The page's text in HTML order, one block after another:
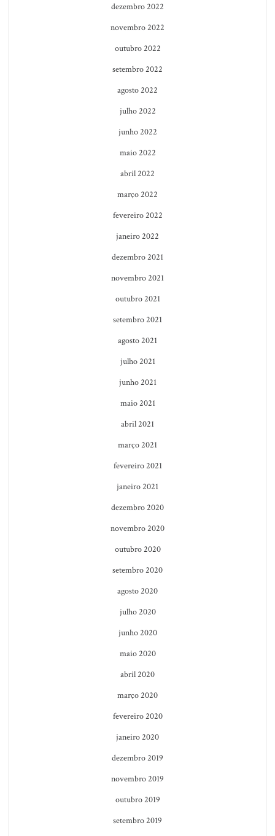
dezembro 2022
novembro 2022
outubro 2022
setembro 2022
agosto 2022
julho 2022
junho 2022
maio 2022
abril 2022
março 2022
fevereiro 2022
janeiro 2022
dezembro 2021
novembro 2021
outubro 2021
setembro 2021
agosto 2021
julho 2021
junho 2021
maio 2021
abril 2021
março 2021
fevereiro 2021
janeiro 2021
dezembro 2020
novembro 2020
outubro 2020
setembro 2020
agosto 2020
julho 2020
junho 2020
maio 2020
abril 2020
março 2020
fevereiro 2020
janeiro 2020
dezembro 2019
novembro 2019
outubro 2019
setembro 2019